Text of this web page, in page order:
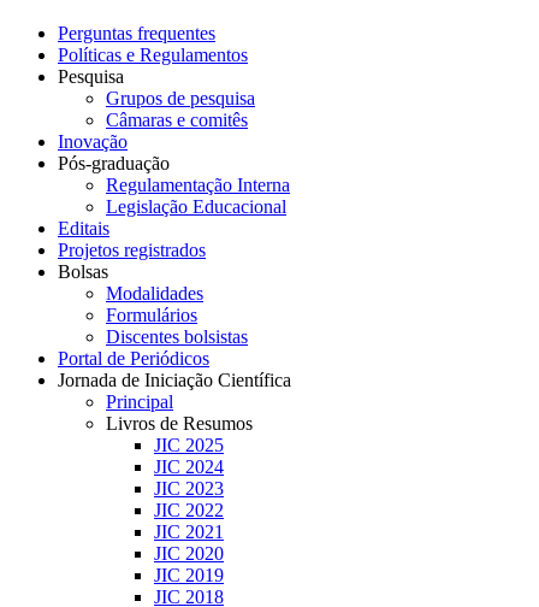
Perguntas frequentes
Políticas e Regulamentos
Pesquisa
Grupos de pesquisa
Câmaras e comitês
Inovação
Pós-graduação
Regulamentação Interna
Legislação Educacional
Editais
Projetos registrados
Bolsas
Modalidades
Formulários
Discentes bolsistas
Portal de Periódicos
Jornada de Iniciação Científica
Principal
Livros de Resumos
JIC 2025
JIC 2024
JIC 2023
JIC 2022
JIC 2021
JIC 2020
JIC 2019
JIC 2018